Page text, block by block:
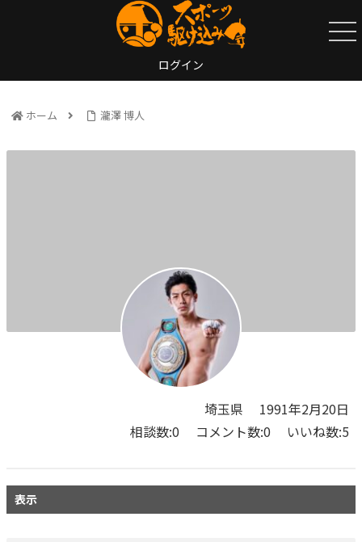
ログイン
ホーム 瀧澤 博人
埼玉県
1991年2月20日
相談数:0
コメント数:0 いいね数:5
表示